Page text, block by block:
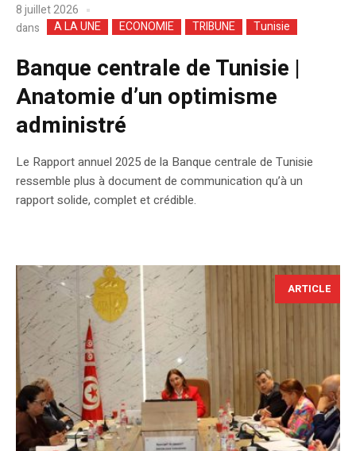
8 juillet 2026
dans
A LA UNE ECONOMIE TRIBUNE Tunisie
Banque centrale de Tunisie |
Anatomie d’un optimisme
administré
Le Rapport annuel 2025 de la Banque centrale de Tunisie
ressemble plus à document de communication qu’à un
rapport solide, complet et crédible.
ARTICLE